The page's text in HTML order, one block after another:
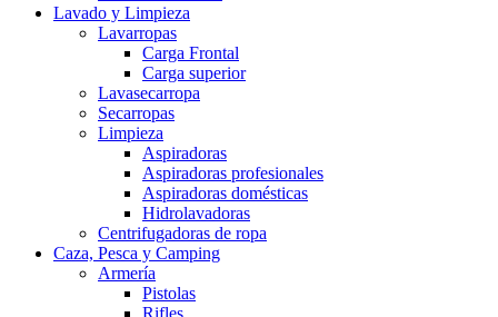
Lavado y Limpieza
Lavarropas
Carga Frontal
Carga superior
Lavasecarropa
Secarropas
Limpieza
Aspiradoras
Aspiradoras profesionales
Aspiradoras domésticas
Hidrolavadoras
Centrifugadoras de ropa
Caza, Pesca y Camping
Armería
Pistolas
Rifles